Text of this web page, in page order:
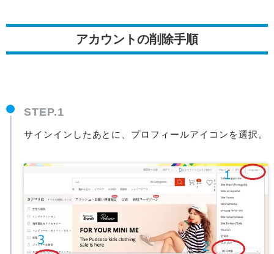
アカウントの削除手順
STEP.1
サインインしたあとに、プロフィールアイコンを選択。